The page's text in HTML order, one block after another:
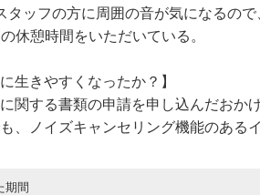
タッフの方に周囲の音が気になるの
休憩時間をいただいている。
生きやすくなったか？】
関する書類の申請を申し込んだおか
も、ノイズキャンセリング機能のあ
期間